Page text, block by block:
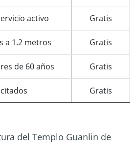
activo Gratis
a 1.2 metros Gratis
de 60 años Gratis
Gratis
del Templo Guanlin de